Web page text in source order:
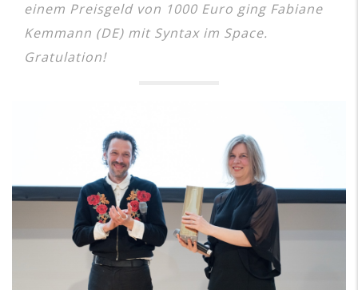
einem Preisgeld von 1000 Euro ging Fabiane
Kemmann (DE) mit Syntax im Space.
Gratulation!